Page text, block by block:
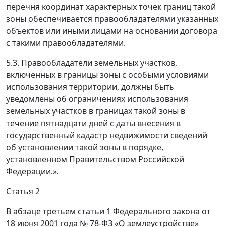
перечня координат характерных точек границ такой
зоны обеспечивается правообладателями указанных
объектов или иными лицами на основании договора
с такими правообладателями.
5.3. Правообладатели земельных участков,
включенных в границы зоны с особыми условиями
использования территории, должны быть
уведомлены об ограничениях использования
земельных участков в границах такой зоны в
течение пятнадцати дней с даты внесения в
государственный кадастр недвижимости сведений
об установлении такой зоны в порядке,
установленном Правительством Российской
Федерации.».
Статья 2
В абзаце третьем статьи 1 Федерального закона от
18 июня 2001 года № 78-ФЗ «О землеустройстве»